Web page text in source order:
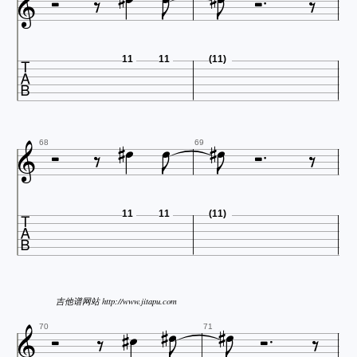
 11 11 (11)
 68   
 69   

 11 11 (11)
吉他谱网站 http://www.jitapu.com
70 71